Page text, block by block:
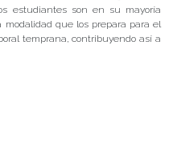
estudiantes son en su mayoría
que los prepara para el
temprana, contribuyendo así a